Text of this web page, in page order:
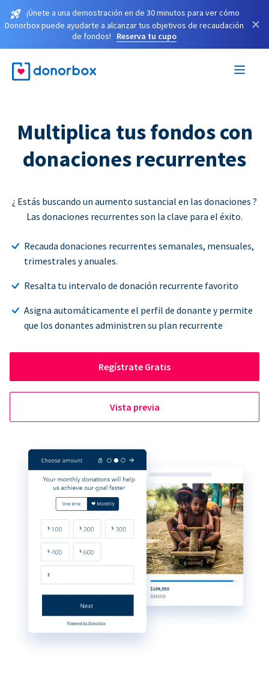
¡Únete a una demostración en de 30 minutos para ver cómo
Donorbox puede ayudarte a alcanzar tus objetivos de recaudación
de fondos!
Reserva tu cupo
×
Multiplica tus fondos con
donaciones recurrentes
¿ Estás buscando un aumento sustancial en las donaciones ?
Las donaciones recurrentes son la clave para el éxito.
Recauda donaciones recurrentes semanales, mensuales,
trimestrales y anuales.
Resalta tu intervalo de donación recurrente favorito
Asigna automáticamente el perfil de donante y permite
que los donantes administren su plan recurrente
Regístrate Gratis
Vista previa